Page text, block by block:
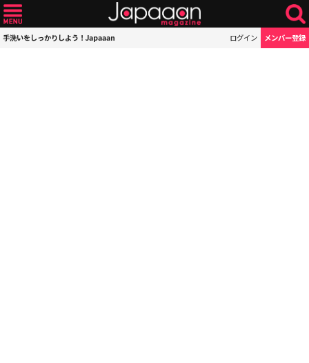
手洗いをしっかりしよう！Japaaan ログイン メンバー登録